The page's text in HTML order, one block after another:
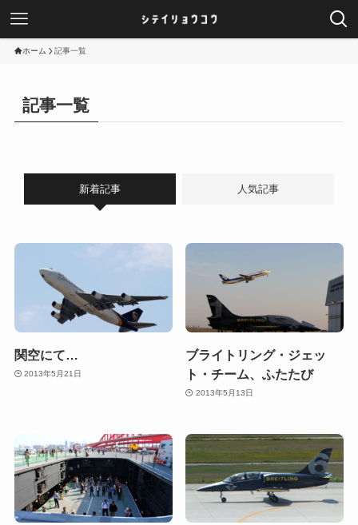
ホーム 記事一覧
記事一覧
新着記事 人気記事
関空にて…
2013年5月21日
ブライトリング・ジェッ
ト・チーム、ふたたび
2013年5月13日